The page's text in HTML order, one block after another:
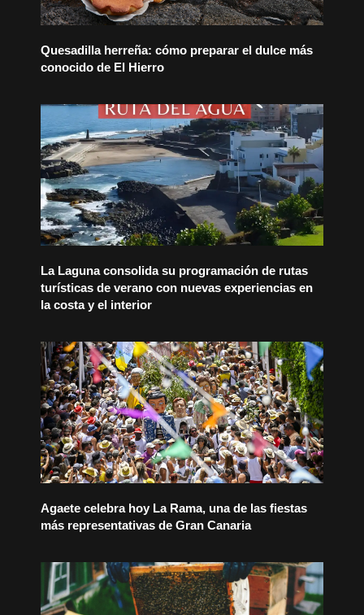
Quesadilla herreña: cómo preparar el dulce más
conocido de El Hierro
La Laguna consolida su programación de rutas
turísticas de verano con nuevas experiencias en
la costa y el interior
Agaete celebra hoy La Rama, una de las fiestas
más representativas de Gran Canaria